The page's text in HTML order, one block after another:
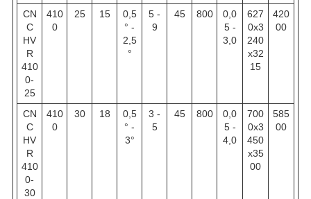
CN
C
HV
R
410
0-
25
410
0
25 15
0,5
° -
2,5
°
5 -
9
45 800
0,0
5 -
3,0
627
0х3
240
х32
15
420
00
CN
C
HV
R
410
0-
30
410
0
30 18
0,5
° -
3°
3 -
5
45 800
0,0
5 -
4,0
700
0х3
450
х35
00
585
00